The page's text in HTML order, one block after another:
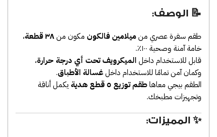
📝 الوصف:
طقم سفرة عصري منميلامين فالكون مكون من٣٨ قطعة
،
خامة آمنة وصحية ١٠٠٪.
قابل للاستخدام داخل الميكرويف تحت أي درجة حرارة،
وكمان آمن تمامًا للاستخدام داخلغسالة الأطباق.
الطقم بيجي معاهاطقم توزيع ٥ قطع هدية
يكمل أناقة
وتجهيزات مطبخك.
✨ المميزات: